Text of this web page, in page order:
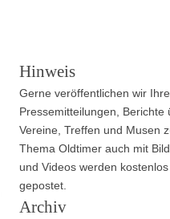
Hinweis
Gerne veröffentlichen wir Ihre
Pressemitteilungen, Berichte
Vereine, Treffen und Musen
Thema Oldtimer auch mit
und Videos werden kostenlos
gepostet.
Archiv